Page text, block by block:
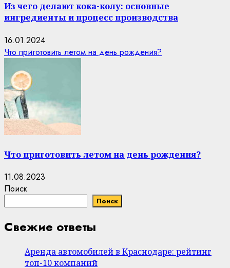
Из чего делают кока-колу: основные
ингредиенты и процесс производства
16.01.2024
Что приготовить летом на день рождения?
Что приготовить летом на день рождения?
11.08.2023
Поиск
Поиск
Свежие ответы
Аренда автомобилей в Краснодаре: рейтинг
топ-10 компаний